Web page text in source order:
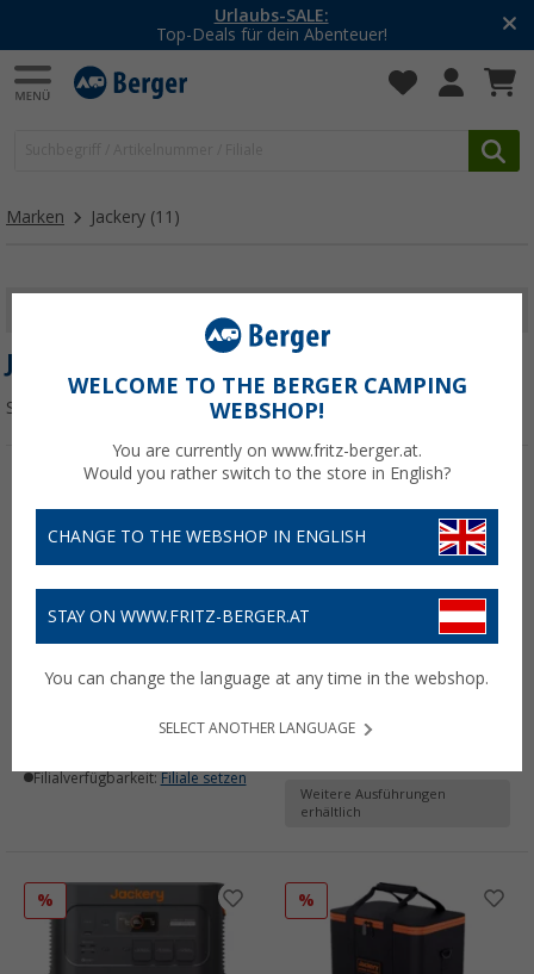
Urlaubs-SALE:
Top-Deals für dein Abenteuer!
Marken Jackery (11)
JACKERY
Sortieren:
256 Wh / 300 W
Filialverfügbarkeit: Filiale setzen
Jackery SolarSaga
249,- €
Lieferbar
Weitere Ausführungen
erhältlich
% %
WELCOME TO THE BERGER CAMPING
WEBSHOP!
You are currently on www.fritz-berger.at.
Would you rather switch to the store in English?
CHANGE TO THE WEBSHOP IN ENGLISH
STAY ON WWW.FRITZ-BERGER.AT
You can change the language at any time in the webshop.
SELECT ANOTHER LANGUAGE